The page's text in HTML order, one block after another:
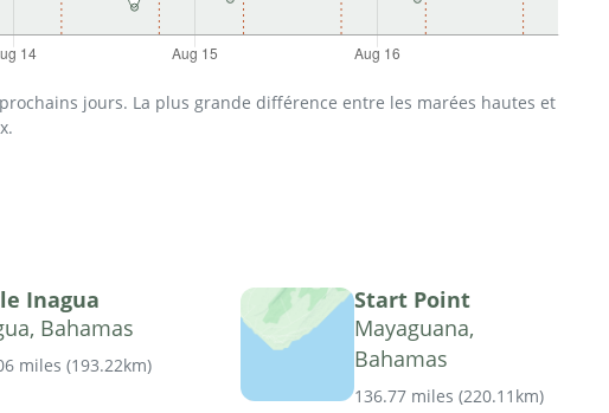
jours. La plus grande différence entre les marées hautes et
Inagua
Bahamas
miles (193.22km)
Start Point
Mayaguana,
Bahamas
136.77 miles (220.11km)